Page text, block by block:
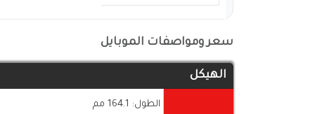
سعر ومواصفات الموبايل
الهيكل
الطول: 164.1 مم